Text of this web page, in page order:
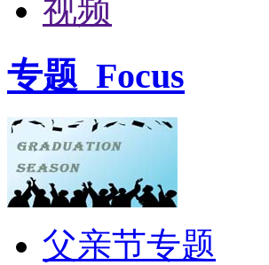
视频
专题 Focus
父亲节专题